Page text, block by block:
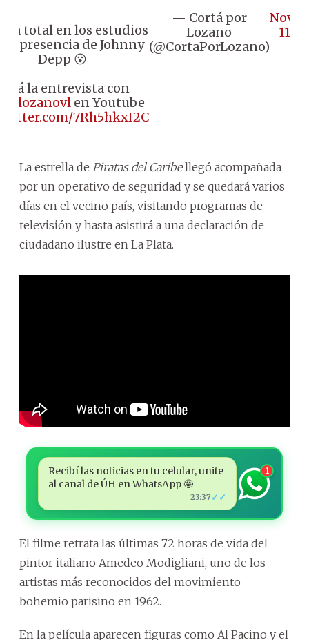
total en los estudios
la presencia de Johnny
Depp 😮
la entrevista con
en Youtube
7Rh5hkxI2C
— Cortá por
Lozano
(@CortaPorLozano)
11,
La estrella de Piratas del Caribellegó acompañada
por un operativo de seguridad y se quedará varios
días en el vecino país, visitando programas de
televisión y hasta asistirá a una declaración de
ciudadano ilustre en La Plata.
Recibí las noticias en tu celular, unite
al canal de ÚH en WhatsApp 🤩
23:37 ✓✓
1
El filme retrata las últimas 72 horas de vida del
pintor italiano Amedeo Modigliani, uno de los
artistas más reconocidos del movimiento
bohemio parisino en 1962.
En la película aparecen figuras como Al Pacino y el